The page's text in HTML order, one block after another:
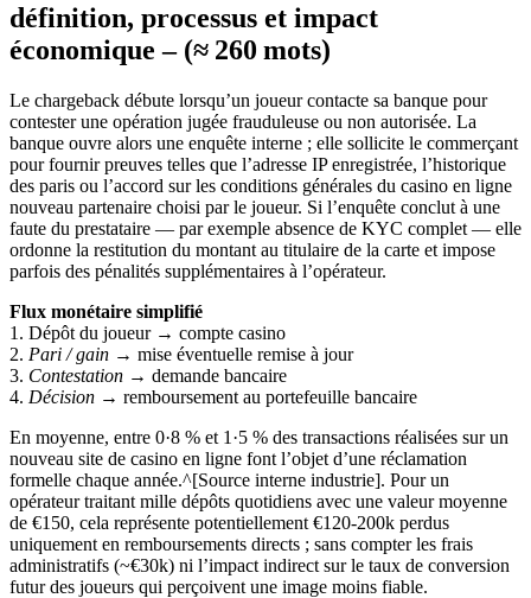
définition, processus et impact
économique – (≈ 260 mots)
Le chargeback débute lorsqu’un joueur contacte sa banque pour
contester une opération jugée frauduleuse ou non autorisée. La
banque ouvre alors une enquête interne ; elle sollicite le commerçant
pour fournir preuves telles que l’adresse IP enregistrée, l’historique
des paris ou l’accord sur les conditions générales du casino en ligne
nouveau partenaire choisi par le joueur. Si l’enquête conclut à une
faute du prestataire — par exemple absence de KYC complet — elle
ordonne la restitution du montant au titulaire de la carte et impose
parfois des pénalités supplémentaires à l’opérateur.
Flux monétaire simplifié
1. Dépôt du joueur → compte casino
2. Pari / gain → mise éventuelle remise à jour
3. Contestation → demande bancaire
4. Décision → remboursement au portefeuille bancaire
En moyenne, entre 0·8 % et 1·5 % des transactions réalisées sur un
nouveau site de casino en ligne font l’objet d’une réclamation
formelle chaque année.^[Source interne industrie]. Pour un
opérateur traitant mille dépôts quotidiens avec une valeur moyenne
de €150, cela représente potentiellement €120‑200k perdus
uniquement en remboursements directs ; sans compter les frais
administratifs (~€30k) ni l’impact indirect sur le taux de conversion
futur des joueurs qui perçoivent une image moins fiable.